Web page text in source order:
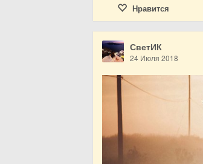
Нравится
СветИК
24 Июля 2018